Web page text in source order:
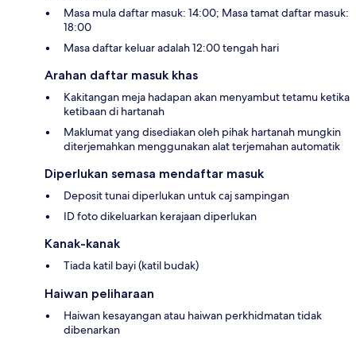
Masa mula daftar masuk: 14:00; Masa tamat daftar masuk:
18:00
Masa daftar keluar adalah 12:00 tengah hari
Arahan daftar masuk khas
Kakitangan meja hadapan akan menyambut tetamu ketika
ketibaan di hartanah
Maklumat yang disediakan oleh pihak hartanah mungkin
diterjemahkan menggunakan alat terjemahan automatik
Diperlukan semasa mendaftar masuk
Deposit tunai diperlukan untuk caj sampingan
ID foto dikeluarkan kerajaan diperlukan
Kanak-kanak
Tiada katil bayi (katil budak)
Haiwan peliharaan
Haiwan kesayangan atau haiwan perkhidmatan tidak
dibenarkan